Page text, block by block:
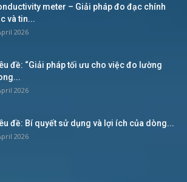
meter – Giải pháp đo đạc chính
và tin...
2026
đề: “Giải pháp tối ưu cho việc đo lường
2026
đề: Bí quyết sử dụng và lợi ích của dòng...
2026